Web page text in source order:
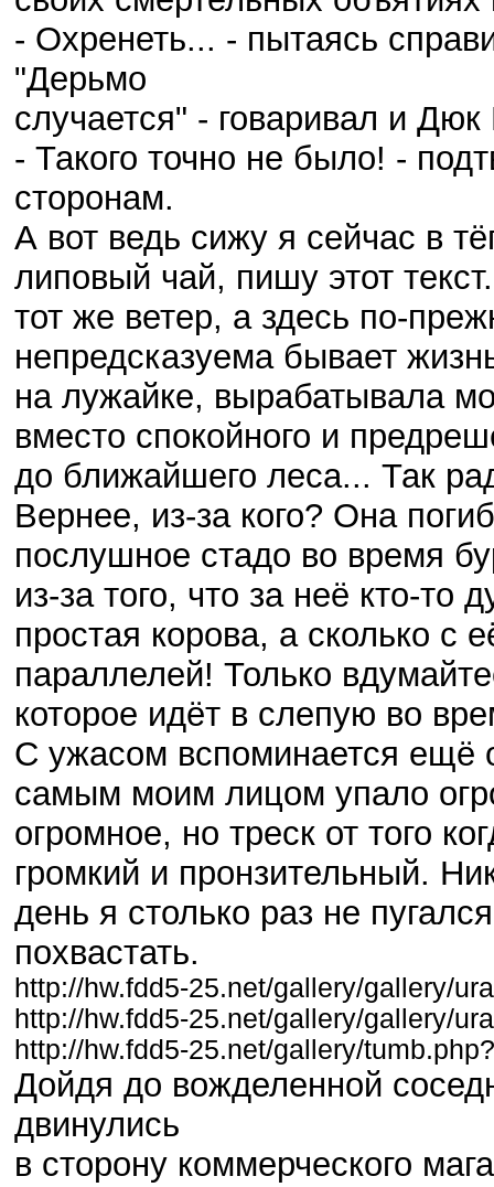
- Охренеть... - пытаясь
"Дерьмо
случается" - говаривал и
- Такого точно не было! -
сторонам.
А вот ведь сижу я сейчас в
липовый чай, пишу этот
тот же ветер, а здесь по-
непредсказуема бывает
на лужайке, вырабатывала
вместо спокойного и
до ближайшего леса... Так
Вернее, из-за кого? Она
послушное стадо во время
из-за того, что за неё кто-
простая корова, а сколько с
параллелей! Только
которое идёт в слепую во
С ужасом вспоминается ещё
самым моим лицом упало
огромное, но треск от того
громкий и пронзительный.
день я столько раз не
похвастать.
http://hw.fdd5-25.net/gallery/gallery/
http://hw.fdd5-25.net/gallery/gallery/
http://hw.fdd5-25.net/gallery/
Дойдя до вожделенной
двинулись
в сторону коммерческого